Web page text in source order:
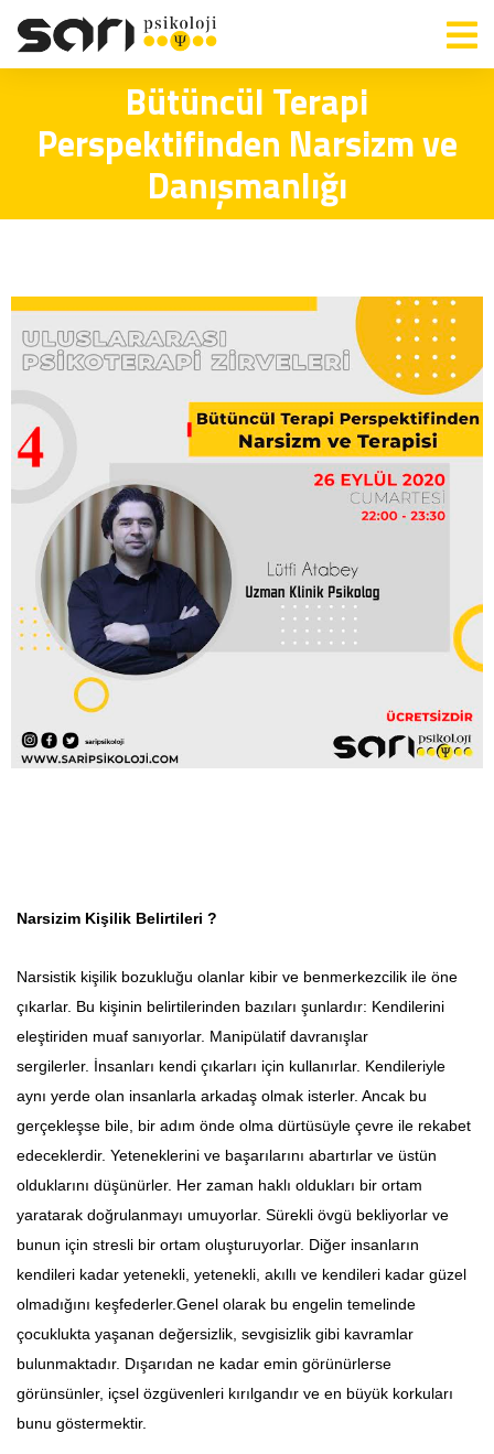
Bütüncül Terapi
Perspektifinden Narsizm ve
Danışmanlığı
Narsizim Kişilik Belirtileri ?
Narsistik kişilik bozukluğu olanlar kibir ve benmerkezcilik ile öne
çıkarlar. Bu kişinin belirtilerinden bazıları şunlardır: Kendilerini
eleştiriden muaf sanıyorlar. Manipülatif davranışlar
sergilerler. İnsanları kendi çıkarları için kullanırlar. Kendileriyle
aynı yerde olan insanlarla arkadaş olmak isterler. Ancak bu
gerçekleşse bile, bir adım önde olma dürtüsüyle çevre ile rekabet
edeceklerdir. Yeteneklerini ve başarılarını abartırlar ve üstün
olduklarını düşünürler. Her zaman haklı oldukları bir ortam
yaratarak doğrulanmayı umuyorlar. Sürekli övgü bekliyorlar ve
bunun için stresli bir ortam oluşturuyorlar. Diğer insanların
kendileri kadar yetenekli, yetenekli, akıllı ve kendileri kadar güzel
olmadığını keşfederler.Genel olarak bu engelin temelinde
çocuklukta yaşanan değersizlik, sevgisizlik gibi kavramlar
bulunmaktadır. Dışarıdan ne kadar emin görünürlerse
görünsünler, içsel özgüvenleri kırılgandır ve en büyük korkuları
bunu göstermektir.